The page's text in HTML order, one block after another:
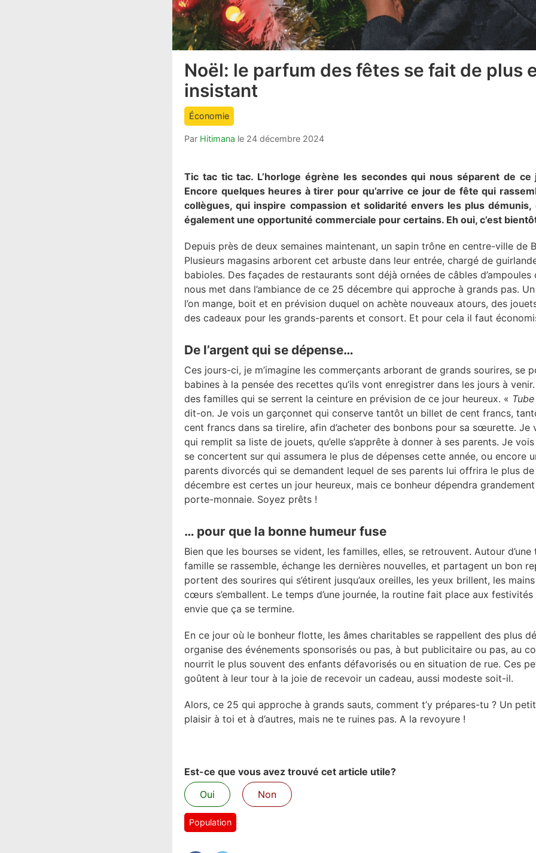
article
comment
count
Noël: le parfum des fêtes se fait de plus
insistant
Économie
Par Hitimana le 24 décembre 2024
Tic tac tic tac. L’horloge égrène les secondes qui nous séparent de
Encore quelques heures à tirer pour qu’arrive ce jour de fête qui
collègues, qui inspire compassion et solidarité envers les plus
également une opportunité commerciale pour certains. Eh oui, c’est
Depuis près de deux semaines maintenant, un sapin trône en centre-ville de
Plusieurs magasins arborent cet arbuste dans leur entrée, chargé de
babioles. Des façades de restaurants sont déjà ornées de câbles
nous met dans l’ambiance de ce 25 décembre qui approche à grands pas.
l’on mange, boit et en prévision duquel on achète nouveaux atours, des
des cadeaux pour les grands-parents et consort. Et pour cela il faut
De l’argent qui se dépense…
Ces jours-ci, je m’imagine les commerçants arborant de grands sourires, se
babines à la pensée des recettes qu’ils vont enregistrer dans les jours à
des familles qui se serrent la ceinture en prévision de ce jour heureux. «
dit-on. Je vois un garçonnet qui conserve tantôt un billet de cent francs,
cent francs dans sa tirelire, afin d’acheter des bonbons pour sa sœurette. Je
qui remplit sa liste de jouets, qu’elle s’apprête à donner à ses parents. Je
se concertent sur qui assumera le plus de dépenses cette année, ou encore
parents divorcés qui se demandent lequel de ses parents lui offrira le plus
décembre est certes un jour heureux, mais ce bonheur dépendra grandement
porte-monnaie. Soyez prêts !
… pour que la bonne humeur fuse
Bien que les bourses se vident, les familles, elles, se retrouvent. Autour
famille se rassemble, échange les dernières nouvelles, et partagent un bon
portent des sourires qui s’étirent jusqu’aux oreilles, les yeux brillent, les
cœurs s’emballent. Le temps d’une journée, la routine fait place aux festivités
envie que ça se termine.
En ce jour où le bonheur flotte, les âmes charitables se rappellent des plus
organise des événements sponsorisés ou pas, à but publicitaire ou pas, au
nourrit le plus souvent des enfants défavorisés ou en situation de rue. Ces
goûtent à leur tour à la joie de recevoir un cadeau, aussi modeste soit-il.
Alors, ce 25 qui approche à grands sauts, comment t’y prépares-tu ? Un
plaisir à toi et à d’autres, mais ne te ruines pas. A la revoyure !
Est-ce que vous avez trouvé cet article utile?
Oui
Non
Population